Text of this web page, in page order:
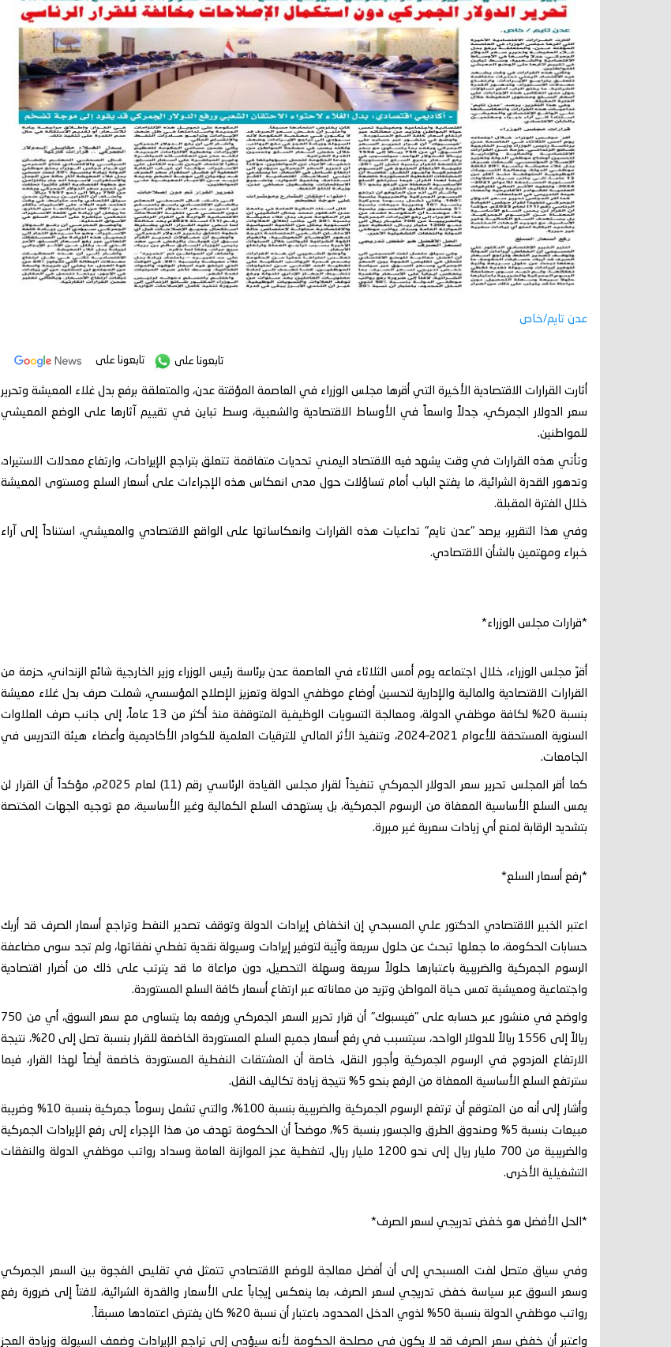
عدن تايم/خاص
تابعونا على تابعونا على
أثارت القرارات الاقتصادية الأخيرة التي أقرها مجلس الوزراء في العاصمة المؤقتة عدن، والمتعلقة برفع بدل غلاء المعيشة وتحرير
سعر الدولار الجمركي، جدلاً واسعاً في الأوساط الاقتصادية والشعبية، وسط تباين في تقييم آثارها على الوضع المعيشي
للمواطنين.
وتأتي هذه القرارات في وقت يشهد فيه الاقتصاد اليمني تحديات متفاقمة تتعلق بتراجع الإيرادات، وارتفاع معدلات الاستيراد،
وتدهور القدرة الشرائية، ما يفتح الباب أمام تساؤلات حول مدى انعكاس هذه الإجراءات على أسعار السلع ومستوى المعيشة
خلال الفترة المقبلة.
وفي هذا التقرير، يرصد "عدن تايم" تداعيات هذه القرارات وانعكاساتها على الواقع الاقتصادي والمعيشي، استناداً إلى آراء
خبراء ومهتمين بالشأن الاقتصادي.
*قرارات مجلس الوزراء*
أقرّ مجلس الوزراء، خلال اجتماعه يوم أمس الثلاثاء في العاصمة عدن برئاسة رئيس الوزراء وزير الخارجية شائع الزنداني، حزمة من
القرارات الاقتصادية والمالية والإدارية لتحسين أوضاع موظفي الدولة وتعزيز الإصلاح المؤسسي، شملت صرف بدل غلاء معيشة
بنسبة 20% لكافة موظفي الدولة، ومعالجة التسويات الوظيفية المتوقفة منذ أكثر من 13 عاماً، إلى جانب صرف العلاوات
السنوية المستحقة للأعوام 2021–2024، وتنفيذ الأثر المالي للترقيات العلمية للكوادر الأكاديمية وأعضاء هيئة التدريس في
الجامعات.
كما أقر المجلس تحرير سعر الدولار الجمركي تنفيذاً لقرار مجلس القيادة الرئاسي رقم (11) لعام 2025م، مؤكداً أن القرار لن
يمس السلع الأساسية المعفاة من الرسوم الجمركية، بل يستهدف السلع الكمالية وغير الأساسية، مع توجيه الجهات المختصة
بتشديد الرقابة لمنع أي زيادات سعرية غير مبررة.
*رفع أسعار السلع*
اعتبر الخبير الاقتصادي الدكتور علي المسبحي إن انخفاض إيرادات الدولة وتوقف تصدير النفط وتراجع أسعار الصرف قد أربك
حسابات الحكومة، ما جعلها تبحث عن حلول سريعة وآنِية لتوفير إيرادات وسيولة نقدية تغطي نفقاتها، ولم تجد سوى مضاعفة
الرسوم الجمركية والضريبية باعتبارها حلولاً سريعة وسهلة التحصيل، دون مراعاة ما قد يترتب على ذلك من أضرار اقتصادية
واجتماعية ومعيشية تمس حياة المواطن وتزيد من معاناته عبر ارتفاع أسعار كافة السلع المستوردة.
واوضح في منشور عبر حسابه على "فيسبوك" أن قرار تحرير السعر الجمركي ورفعه بما يتساوى مع سعر السوق، أي من 750
ريالاً إلى 1556 ريالاً للدولار الواحد، سيتسبب في رفع أسعار جميع السلع المستوردة الخاضعة للقرار بنسبة تصل إلى 20%، نتيجة
الارتفاع المزدوج في الرسوم الجمركية وأجور النقل، خاصة أن المشتقات النفطية المستوردة خاضعة أيضاً لهذا القرار، فيما
سترتفع السلع الأساسية المعفاة من الرفع بنحو 5% نتيجة زيادة تكاليف النقل.
وأشار إلى أنه من المتوقع أن ترتفع الرسوم الجمركية والضريبية بنسبة 100%، والتي تشمل رسوماً جمركية بنسبة 10% وضريبة
مبيعات بنسبة 5% وصندوق الطرق والجسور بنسبة 5%، موضحاً أن الحكومة تهدف من هذا الإجراء إلى رفع الإيرادات الجمركية
والضريبية من 700 مليار ريال إلى نحو 1200 مليار ريال، لتغطية عجز الموازنة العامة وسداد رواتب موظفي الدولة والنفقات
التشغيلية الأخرى.
*الحل الأفضل هو خفض تدريجي لسعر الصرف*
وفي سياق متصل لفت المسبحي إلى أن أفضل معالجة للوضع الاقتصادي تتمثل في تقليص الفجوة بين السعر الجمركي
وسعر السوق عبر سياسة خفض تدريجي لسعر الصرف، بما ينعكس إيجاباً على الأسعار والقدرة الشرائية، لافتاً إلى ضرورة رفع
رواتب موظفي الدولة بنسبة 50% لذوي الدخل المحدود، باعتبار أن نسبة 20% كان يفترض اعتمادها مسبقاً.
واعتبر أن خفض سعر الصرف قد لا يكون في مصلحة الحكومة لأنه سيؤدي إلى تراجع الإيرادات وضعف السيولة وزيادة العجز